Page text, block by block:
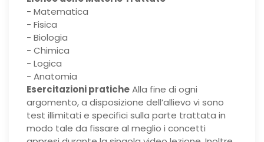
- Matematica
- Fisica
- Biologia
- Chimica
- Logica
- Anatomia
Esercitazioni praticheAlla fine di ogni
argomento, a disposizione dell’allievo vi sono
test illimitati e specifici sulla parte trattata in
modo tale da fissare al meglio i concetti